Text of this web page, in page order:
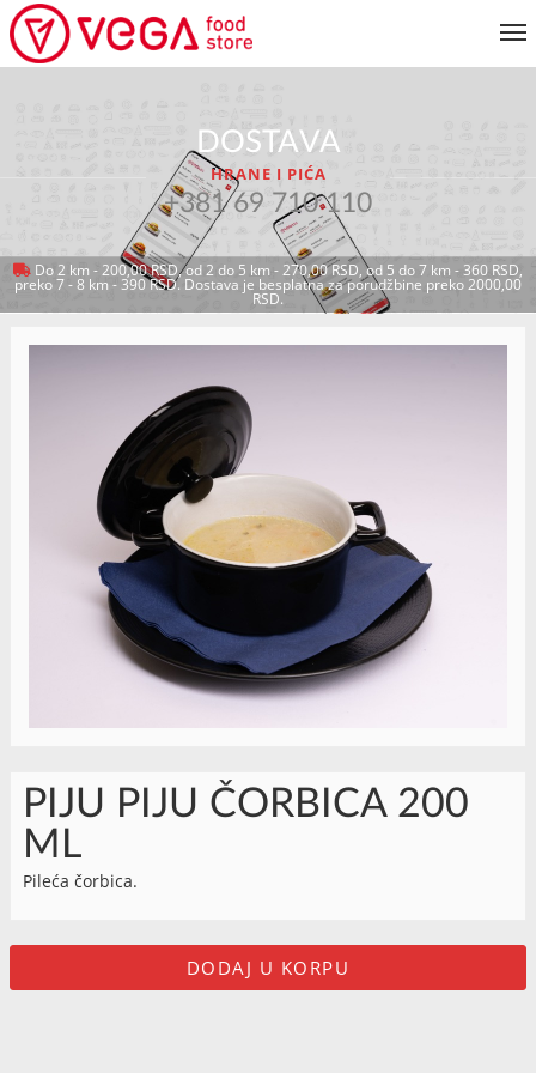
KORISNIČKI SERVISDOSTAVA
HRANE I PIĆA
+381 69 710 110
Do 2 km - 200,00 RSD, od 2 do 5 km - 270,00 RSD, od 5 do 7 km - 360 RSD,
preko 7 - 8 km - 390 RSD. Dostava je besplatna za porudžbine preko 2000,00
RSD.
VRATI SE NA JELOVNIK
PIJU PIJU ČORBICA 200
ML
Pileća čorbica.
DODAJ U KORPU